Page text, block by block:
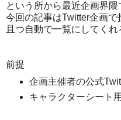
という所から最近企画界隈
今回の記事はTwitter企画
且つ自動で一覧にしてく
前提
企画主催者の公式
キャラクターシート